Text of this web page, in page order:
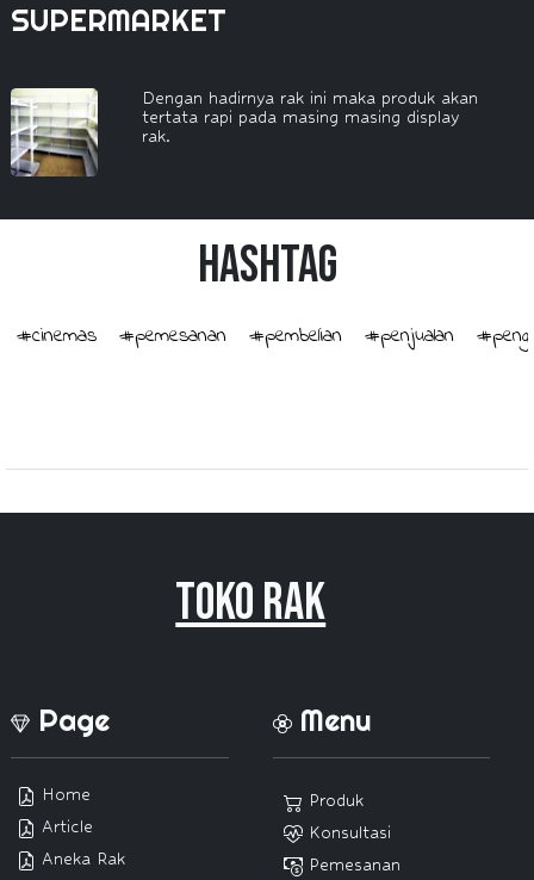
SUPERMARKET
Dengan hadirnya rak ini maka produk akan
tertata rapi pada masing masing display
rak.
HashTag
#cinemas #pemesanan #pembelian #penjualan
Toko Rak
Page
Home
Article
Aneka Rak
Menu
Produk
Konsultasi
Pemesanan